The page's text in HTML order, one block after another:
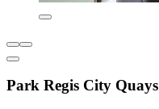
Park Regis City Quays